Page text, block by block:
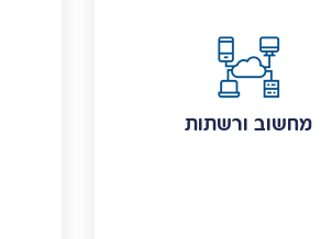
מחשוב ורשתות